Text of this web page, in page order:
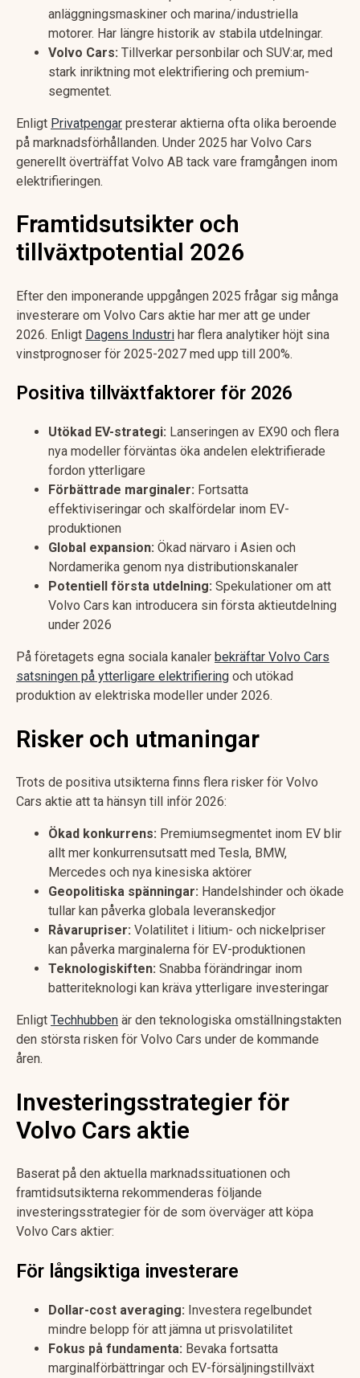
anläggningsmaskiner och marina/industriella
motorer. Har längre historik av stabila utdelningar.
Volvo Cars: Tillverkar personbilar och SUV:ar, med
stark inriktning mot elektrifiering och premium-
segmentet.
Enligt Privatpengar presterar aktierna ofta olika beroende
på marknadsförhållanden. Under 2025 har Volvo Cars
generellt överträffat Volvo AB tack vare framgången inom
elektrifieringen.
Framtidsutsikter och
tillväxtpotential 2026
Efter den imponerande uppgången 2025 frågar sig många
investerare om Volvo Cars aktie har mer att ge under
2026. Enligt Dagens Industri har flera analytiker höjt sina
vinstprognoser för 2025-2027 med upp till 200%.
Positiva tillväxtfaktorer för 2026
Utökad EV-strategi: Lanseringen av EX90 och flera
nya modeller förväntas öka andelen elektrifierade
fordon ytterligare
Förbättrade marginaler: Fortsatta
effektiviseringar och skalfördelar inom EV-
produktionen
Global expansion: Ökad närvaro i Asien och
Nordamerika genom nya distributionskanaler
Potentiell första utdelning: Spekulationer om att
Volvo Cars kan introducera sin första aktieutdelning
under 2026
På företagets egna sociala kanaler bekräftar Volvo Cars
satsningen på ytterligare elektrifiering och utökad
produktion av elektriska modeller under 2026.
Risker och utmaningar
Trots de positiva utsikterna finns flera risker för Volvo
Cars aktie att ta hänsyn till inför 2026:
Ökad konkurrens: Premiumsegmentet inom EV blir
allt mer konkurrensutsatt med Tesla, BMW,
Mercedes och nya kinesiska aktörer
Geopolitiska spänningar: Handelshinder och ökade
tullar kan påverka globala leveranskedjor
Råvarupriser: Volatilitet i litium- och nickelpriser
kan påverka marginalerna för EV-produktionen
Teknologiskiften: Snabba förändringar inom
batteriteknologi kan kräva ytterligare investeringar
Enligt Techhubben är den teknologiska omställningstakten
den största risken för Volvo Cars under de kommande
åren.
Investeringsstrategier för
Volvo Cars aktie
Baserat på den aktuella marknadssituationen och
framtidsutsikterna rekommenderas följande
investeringsstrategier för de som överväger att köpa
Volvo Cars aktier:
För långsiktiga investerare
Dollar-cost averaging: Investera regelbundet
mindre belopp för att jämna ut prisvolatilitet
Fokus på fundamenta: Bevaka fortsatta
marginalförbättringar och EV-försäljningstillväxt